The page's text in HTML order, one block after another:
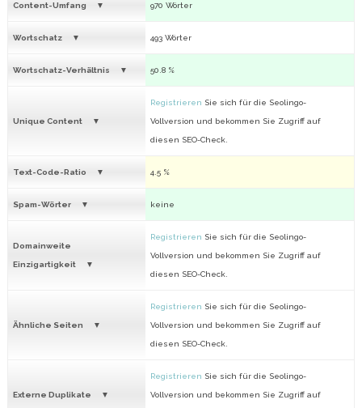
Content-Umfang 970 Wörter
Wortschatz 493 Wörter
Wortschatz-Verhältnis 50.8 %
Unique Content
Registrieren Sie sich für die Seolingo-
Vollversion und bekommen Sie Zugriff auf
diesen SEO-Check.
Text-Code-Ratio 4.5 %
Spam-Wörter keine
Domainweite
Einzigartigkeit
Registrieren Sie sich für die Seolingo-
Vollversion und bekommen Sie Zugriff auf
diesen SEO-Check.
Ähnliche Seiten
Registrieren Sie sich für die Seolingo-
Vollversion und bekommen Sie Zugriff auf
diesen SEO-Check.
Externe Duplikate
Registrieren Sie sich für die Seolingo-
Vollversion und bekommen Sie Zugriff auf